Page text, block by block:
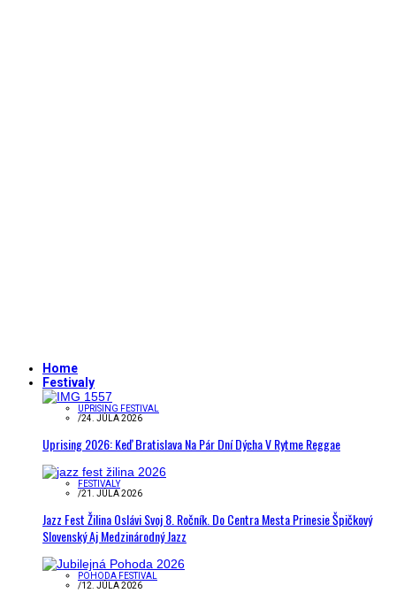
Home
Festivaly
UPRISING FESTIVAL
/24. JÚLA 2026
Uprising 2026: Keď Bratislava Na Pár Dní Dýcha V Rytme Reggae
FESTIVALY
/21. JÚLA 2026
Jazz Fest Žilina Oslávi Svoj 8. Ročník. Do Centra Mesta Prinesie Špičkový
Slovenský Aj Medzinárodný Jazz
POHODA FESTIVAL
/12. JÚLA 2026